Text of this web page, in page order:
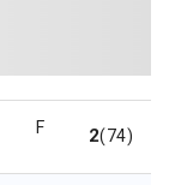
F 2(74)